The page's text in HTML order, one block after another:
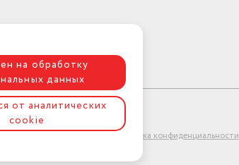
Политика конфиденциальности
на обработку
данных
от аналитических
cookie